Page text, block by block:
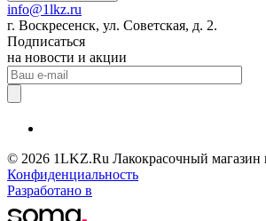
info@1lkz.ru
г. Воскресенск, ул. Советская, д. 2.
Подписаться
на новости и акции
© 2026 1LKZ.Ru Лакокрасочный магазин
Конфиденциальность
Разработано в